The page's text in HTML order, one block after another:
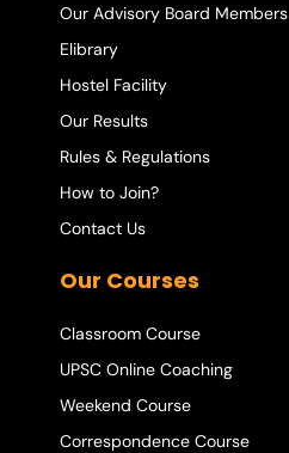
Our Advisory Board Members
Elibrary
Hostel Facility
Our Results
Rules & Regulations
How to Join?
Contact Us
Our Courses
Classroom Course
UPSC Online Coaching
Weekend Course
Correspondence Course